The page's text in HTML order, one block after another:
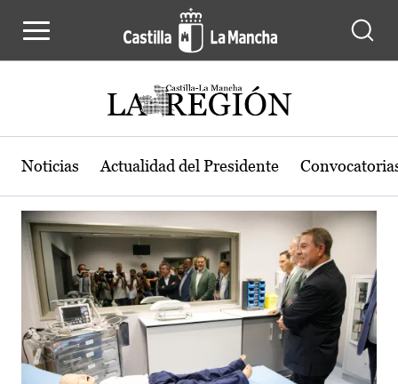
Actualidad de la región de Castilla-
Noticias Actualidad del Presidente